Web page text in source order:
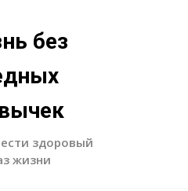
без
здоровый
жизни